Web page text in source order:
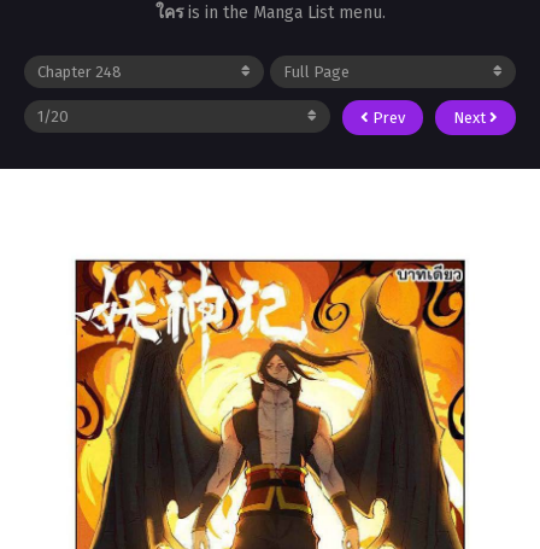
ใครis in the Manga List menu.
Prev Next